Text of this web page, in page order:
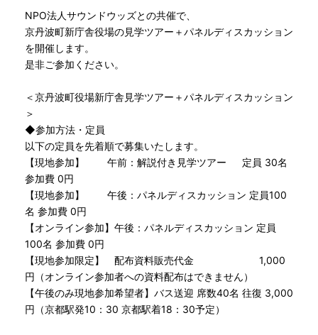
NPO法人サウンドウッズとの共催で、
京丹波町新庁舎役場の見学ツアー＋パネルディスカッション
を開催します。
是非ご参加ください。
＜京丹波町役場新庁舎見学ツアー＋パネルディスカッション
＞
◆参加方法・定員
以下の定員を先着順で募集いたします。
【現地参加】 午前：解説付き見学ツアー 定員 30名
参加費 0円
【現地参加】 午後：パネルディスカッション 定員100
名 参加費 0円
【オンライン参加】午後：パネルディスカッション 定員
100名 参加費 0円
【現地参加限定】 配布資料販売代金 1,000
円（オンライン参加者への資料配布はできません）
【午後のみ現地参加希望者】バス送迎 席数40名 往復 3,000
円（京都駅発10：30 京都駅着18：30予定）